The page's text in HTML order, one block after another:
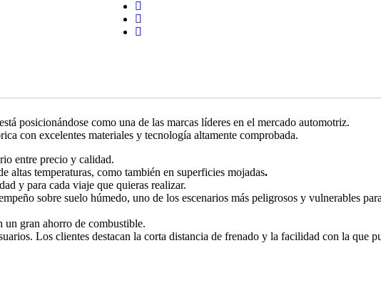
posicionándose como una de las marcas líderes en el mercado automotriz.
con excelentes materiales y tecnología altamente comprobada.
entre precio y calidad.
altas temperaturas, como también en superficies mojadas.
y para cada viaje que quieras realizar.
sobre suelo húmedo, uno de los escenarios más peligrosos y vulnerables
un gran ahorro de combustible.
Los clientes destacan la corta distancia de frenado y la facilidad con la que